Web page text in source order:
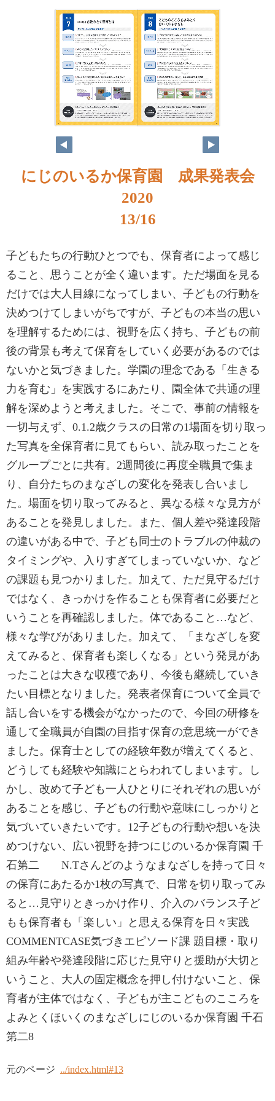
にじのいるか保育園 成果発表会
2020
13/16
子どもたちの行動ひとつでも、保育者によって感じ
ること、思うことが全く違います。ただ場面を見る
だけでは大人目線になってしまい、子どもの行動を
決めつけてしまいがちですが、子どもの本当の思い
を理解するためには、視野を広く持ち、子どもの前
後の背景も考えて保育をしていく必要があるのでは
ないかと気づきました。学園の理念である「生きる
力を育む」を実践するにあたり、園全体で共通の理
解を深めようと考えました。そこで、事前の情報を
一切与えず、0.1.2歳クラスの日常の1場面を切り取っ
た写真を全保育者に見てもらい、読み取ったことを
グループごとに共有。2週間後に再度全職員で集ま
り、自分たちのまなざしの変化を発表し合いまし
た。場面を切り取ってみると、異なる様々な見方が
あることを発見しました。また、個人差や発達段階
の違いがある中で、子ども同士のトラブルの仲裁の
タイミングや、入りすぎてしまっていないか、など
の課題も見つかりました。加えて、ただ見守るだけ
ではなく、きっかけを作ることも保育者に必要だと
いうことを再確認しました。体であること…など、
様々な学びがありました。加えて、「まなざしを変
えてみると、保育者も楽しくなる」という発見があ
ったことは大きな収穫であり、今後も継続していき
たい目標となりました。発表者保育について全員で
話し合いをする機会がなかったので、今回の研修を
通して全職員が自園の目指す保育の意思統一ができ
ました。保育士としての経験年数が増えてくると、
どうしても経験や知識にとらわれてしまいます。し
かし、改めて子ども一人ひとりにそれぞれの思いが
あることを感じ、子どもの行動や意味にしっかりと
気づいていきたいです。12子どもの行動や想いを決
めつけない、広い視野を持つにじのいるか保育園 千
石第二 N.Tさんどのようなまなざしを持って日々
の保育にあたるか1枚の写真で、日常を切り取ってみ
ると…見守りときっかけ作り、介入のバランス子ど
もも保育者も「楽しい」と思える保育を日々実践
COMMENTCASE気づきエピソード課 題目標・取り
組み年齢や発達段階に応じた見守りと援助が大切と
いうこと、大人の固定概念を押し付けないこと、保
育者が主体ではなく、子どもが主こどものこころを
よみとくほいくのまなざしにじのいるか保育園 千石
第二8
元のページ ../index.html#13